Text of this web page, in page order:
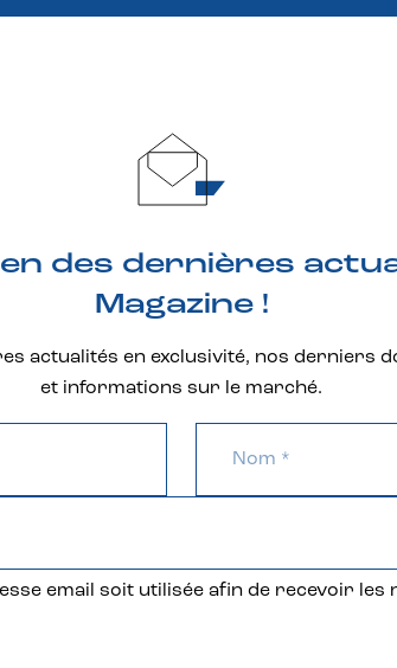
des dernières
Magazine !
actualités en exclusivité, nos derniers
et informations sur le marché.
email soit utilisée afin de recevoir les